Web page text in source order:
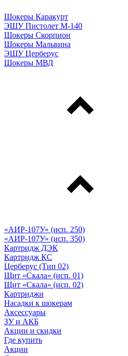
Шокеры Каракурт
ЭШУ Пистолет М-140
Шокеры Скорпион
Шокеры Мальвина
ЭШУ Церберус
Шокеры МВД
«АИР-107У» (исп. 250)
«АИР-107У» (исп. 350)
Картридж ДЭК
Картридж КС
Церберус (Тип 02)
Щит «Скала» (исп. 01)
Щит «Скала» (исп. 02)
Картриджи
Насадки к шокерам
Аксессуары
ЗУ и АКБ
Акции и скидки
Где купить
Акции